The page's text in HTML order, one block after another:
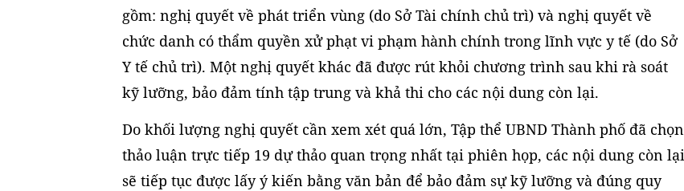
gồm: nghị quyết về phát triển vùng (do Sở Tài chính chủ trì) và nghị quyết về
chức danh có thẩm quyền xử phạt vi phạm hành chính trong lĩnh vực y tế (do Sở
Y tế chủ trì). Một nghị quyết khác đã được rút khỏi chương trình sau khi rà soát
kỹ lưỡng, bảo đảm tính tập trung và khả thi cho các nội dung còn lại.
Do khối lượng nghị quyết cần xem xét quá lớn, Tập thể UBND Thành phố đã chọn
thảo luận trực tiếp 19 dự thảo quan trọng nhất tại phiên họp, các nội dung còn lại
sẽ tiếp tục được lấy ý kiến bằng văn bản để bảo đảm sự kỹ lưỡng và đúng quy